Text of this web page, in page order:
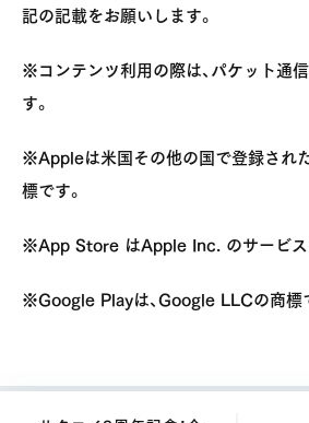
記の記載をお願いします。
※コンテンツ利用の際は、パケット通
す。
※Appleは米国その他の国で登録され
標です。
※App Store はApple Inc. のサービス
※Google Playは、Google LLCの商標